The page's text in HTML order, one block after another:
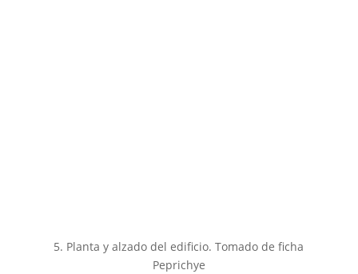
5. Planta y alzado del edificio. Tomado de ficha
Peprichye